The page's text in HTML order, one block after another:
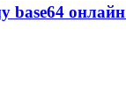
base64